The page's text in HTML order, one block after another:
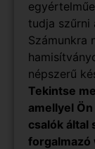
tudja szűrni
Számunkra
népszerű
Tekintse
amellyel
csalók által
forgalmazó